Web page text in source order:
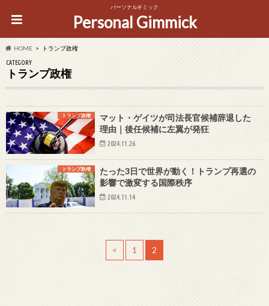
パーソナルギミック
Personal Gimmick
HOME トランプ政権
CATEGORY
トランプ政権
トランプ政権
マット・ゲイツが司法長官候補辞退した
理由｜後任候補に左翼が発狂
2024.11.26
トランプ政権
たった3日で世界が動く！トランプ再選の
影響で激変する国際秩序
2024.11.14
< 1 2